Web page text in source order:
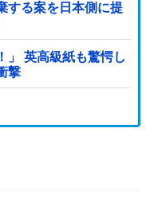
する案を日本側に提
」 英高級紙も驚愕し
撃